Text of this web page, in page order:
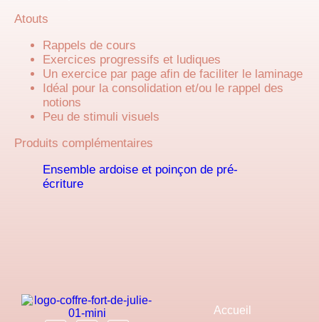
Atouts
Rappels de cours
Exercices progressifs et ludiques
Un exercice par page afin de faciliter le laminage
Idéal pour la consolidation et/ou le rappel des
notions
Peu de stimuli visuels
Produits complémentaires
Ensemble ardoise et poinçon de pré-
écriture
Accueil